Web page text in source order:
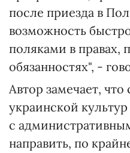
после приезда в
возможность
поляками в правах,
обязанностях", -
Автор замечает,
украинской
с
направить, по